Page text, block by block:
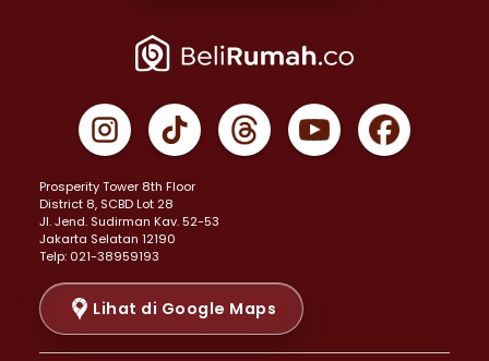
Properti Dijual di Jakarta Pusat >
Properti Dijual di Gambir >
Properti Dijual di Johar Baru >
Properti Dijual di Menteng >
Properti Dijual di Senen >
Properti Dijual di Tanah Abang >
Properti Dijual di Cikini >
Properti Dijual di Kramat >
Properti Dijual di Pasar Baru >
Properti Dijual di Bendungan Hilir >
Prosperity Tower 8th Floor
District 8, SCBD Lot 28
JI. Jend. Sudirman Kav. 52-53
Jakarta Selatan 12190
Telp: 021-38959193
Lihat di Google Maps